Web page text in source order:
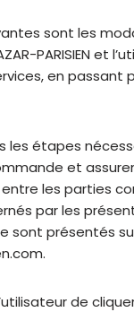
sont les
PARISIEN et
en passant
les étapes
et
les parties
par les
sont présentés
de